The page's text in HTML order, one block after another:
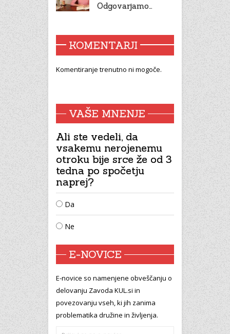
Odgovarjamo…
KOMENTARJI
Komentiranje trenutno ni mogoče.
VAŠE MNENJE
Ali ste vedeli, da
vsakemu nerojenemu
otroku bije srce že od 3
tedna po spočetju
naprej?
Da
Ne
E-NOVICE
E-novice so namenjene obveščanju o
delovanju Zavoda KUL.si in
povezovanju vseh, ki jih zanima
problematika družine in življenja.